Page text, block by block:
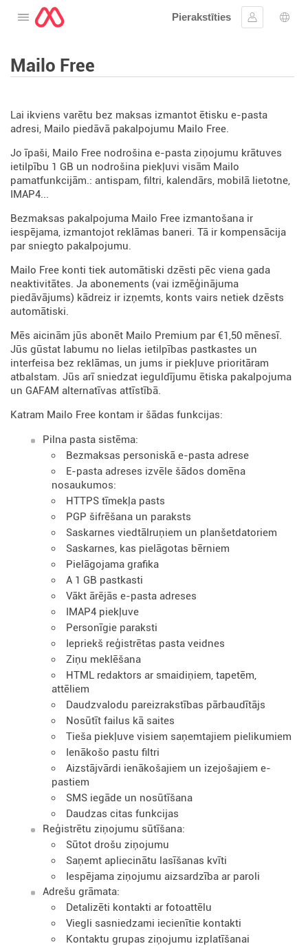
Atveriet izvēlni
Pierakstīties
Ielogoties
Mailo Free
Lai ikviens varētu bez maksas izmantot ētisku e-pasta
adresi, Mailo piedāvā pakalpojumu Mailo Free.
Jo īpaši, Mailo Free nodrošina e-pasta ziņojumu krātuves
ietilpību 1 GB un nodrošina piekļuvi visām Mailo
pamatfunkcijām.: antispam, filtri, kalendārs, mobilā lietotne,
IMAP4...
Bezmaksas pakalpojuma Mailo Free izmantošana ir
iespējama, izmantojot reklāmas baneri. Tā ir kompensācija
par sniegto pakalpojumu.
Mailo Free konti tiek automātiski dzēsti pēc viena gada
neaktivitātes. Ja abonements (vai izmēģinājuma
piedāvājums) kādreiz ir izņemts, konts vairs netiek dzēsts
automātiski.
Mēs aicinām jūs abonēt Mailo Premium par €1,50 mēnesī.
Jūs gūstat labumu no lielas ietilpības pastkastes un
interfeisa bez reklāmas, un jums ir piekļuve prioritāram
atbalstam. Jūs arī sniedzat ieguldījumu ētiska pakalpojuma
un GAFAM alternatīvas attīstībā.
Katram Mailo Free kontam ir šādas funkcijas:
Pilna pasta sistēma:
Bezmaksas personiskā e-pasta adrese
E-pasta adreses izvēle šādos domēna
nosaukumos:
HTTPS tīmekļa pasts
PGP šifrēšana un paraksts
Saskarnes viedtālruņiem un planšetdatoriem
Saskarnes, kas pielāgotas bērniem
Pielāgojama grafika
A 1 GB pastkasti
Vākt ārējās e-pasta adreses
IMAP4 piekļuve
Personīgie paraksti
Iepriekš reģistrētas pasta veidnes
Ziņu meklēšana
HTML redaktors ar smaidiņiem, tapetēm,
attēliem
Daudzvalodu pareizrakstības pārbaudītājs
Nosūtīt failus kā saites
Tieša piekļuve visiem saņemtajiem pielikumiem
Ienākošo pastu filtri
Aizstājvārdi ienākošajiem un izejošajiem e-
pastiem
SMS iegāde un nosūtīšana
Daudzas citas funkcijas
Reģistrētu ziņojumu sūtīšana:
Sūtot drošu ziņojumu
Saņemt apliecinātu lasīšanas kvīti
Iespējama ziņojumu aizsardzība ar paroli
Adrešu grāmata:
Detalizēti kontakti ar fotoattēlu
Viegli sasniedzami iecienītie kontakti
Kontaktu grupas ziņojumu izplatīšanai